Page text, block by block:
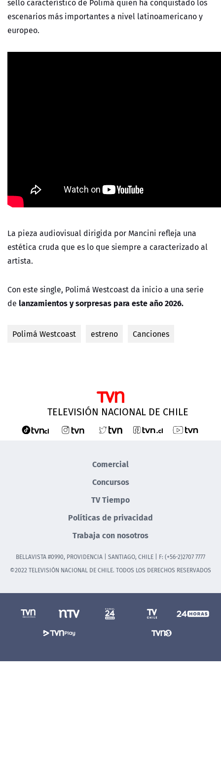
sello característico de Polimá quien ha conquistado los
escenarios más importantes a nivel latinoamericano y
europeo.
La pieza audiovisual dirigida por Mancini refleja una
estética cruda que es lo que siempre a caracterizado al
artista.
Con este single, Polimá Westcoast da inicio a una serie
de lanzamientos y sorpresas para este año 2026.
Polimá Westcoast estreno Canciones
TELEVISIÓN NACIONAL DE CHILE
Comercial
Concursos
TV Tiempo
Políticas de privacidad
Trabaja con nosotros
BELLAVISTA #0990, PROVIDENCIA | SANTIAGO, CHILE | F: (+56-2)2707 7777
©2022 TELEVISIÓN NACIONAL DE CHILE. TODOS LOS DERECHOS RESERVADOS